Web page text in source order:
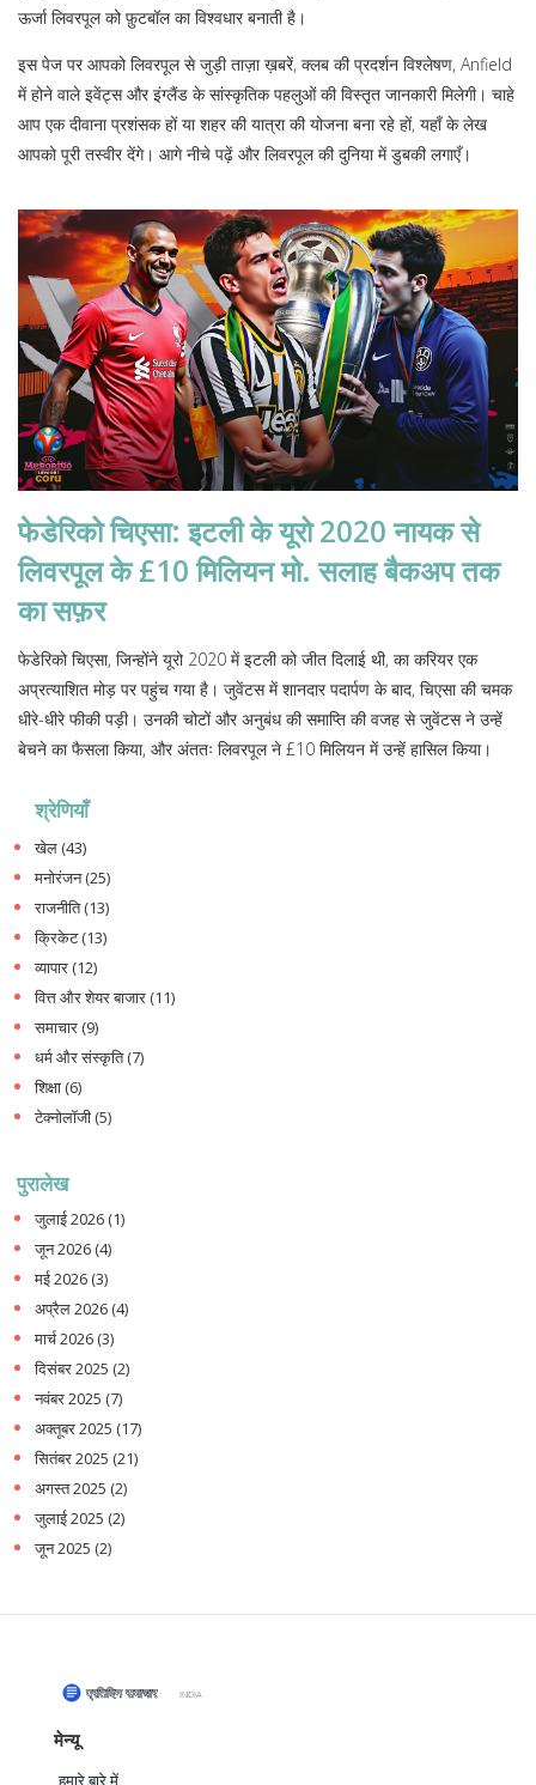
ऊर्जा लिवरपूल को फ़ुटबॉल का विश्वधार बनाती है।
इस पेज पर आपको लिवरपूल से जुड़ी ताज़ा ख़बरें, क्लब की प्रदर्शन विश्लेषण, Anfield
में होने वाले इवेंट्स और इंग्लैंड के सांस्कृतिक पहलुओं की विस्तृत जानकारी मिलेगी। चाहे
आप एक दीवाना प्रशंसक हों या शहर की यात्रा की योजना बना रहे हों, यहाँ के लेख
आपको पूरी तस्वीर देंगे। आगे नीचे पढ़ें और लिवरपूल की दुनिया में डुबकी लगाएँ।
फेडेरिको चिएसा: इटली के यूरो 2020 नायक से
लिवरपूल के £10 मिलियन मो. सलाह बैकअप तक
का सफ़र
फेडेरिको चिएसा, जिन्होंने यूरो 2020 में इटली को जीत दिलाई थी, का करियर एक
अप्रत्याशित मोड़ पर पहुंच गया है। जुवेंटस में शानदार पदार्पण के बाद, चिएसा की चमक
धीरे-धीरे फीकी पड़ी। उनकी चोटों और अनुबंध की समाप्ति की वजह से जुवेंटस ने उन्हें
बेचने का फैसला किया, और अंततः लिवरपूल ने £10 मिलियन में उन्हें हासिल किया।
श्रेणियाँ
खेल (43)
मनोरंजन(25)
राजनीति(13)
क्रिकेट(13)
व्यापार (12)
वित्त और शेयर बाजार (11)
समाचार (9)
धर्म और संस्कृति(7)
शिक्षा (6)
टेक्नोलॉजी (5)
पुरालेख
जुलाई 2026 (1)
जून 2026 (4)
मई 2026 (3)
अप्रैल 2026 (4)
मार्च 2026 (3)
दिसंबर 2025 (2)
नवंबर 2025 (7)
अक्तूबर 2025 (17)
सितंबर 2025 (21)
अगस्त 2025 (2)
जुलाई 2025 (2)
जून 2025 (2)
मेन्यू